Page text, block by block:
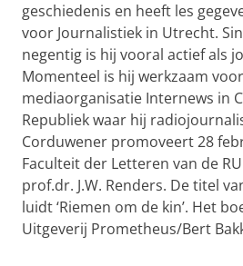
geschiedenis en heeft les
voor Journalistiek in Utrecht.
negentig is hij vooral actief als
Momenteel is hij werkzaam
mediaorganisatie Internews in
Republiek waar hij
Corduwener promoveert 28
Faculteit der Letteren van de
prof.dr. J.W. Renders. De titel
luidt ‘Riemen om de kin’. Het
Uitgeverij Prometheus/Bert